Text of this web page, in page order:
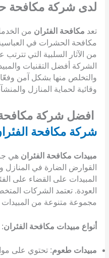
لدى شركة مكافحة
تعد مكافحة الفئران من
مكافحة الحشرات في
من الآثار السلبية التي
الشركة أفضل التقنيات
والتخلص منها بشكل آمن
وقائية لحماية المنازل
افضل شركة
شركة مكافحة
مبيدات مكافحة الفئران هي
القوارض الضارة في المنازل
المبيدات على القضاء على
العودة. تعتمد الشركات
مجموعة متنوعة من المبيدات
أنواع مبيدات مكافحة الفئران:
مبيدات طعوم: تحتوي على